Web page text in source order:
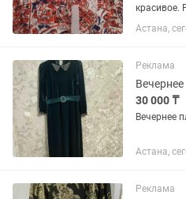
красивое.
цены
Астана,
Реклама
30 000 ₸
Вечернее
Астана,
Реклама